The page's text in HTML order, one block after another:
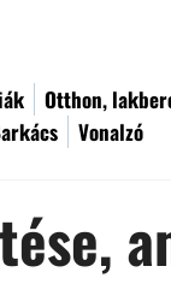
Otthon,
Vonalzó